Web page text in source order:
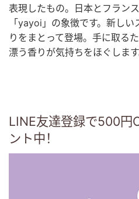
表現したもの。日本とフラン
「yayoi」の象徴です。新し
りをまとって登場。手に取る
漂う香りが気持ちをほぐします
LINE友達登録で500円
ント中！